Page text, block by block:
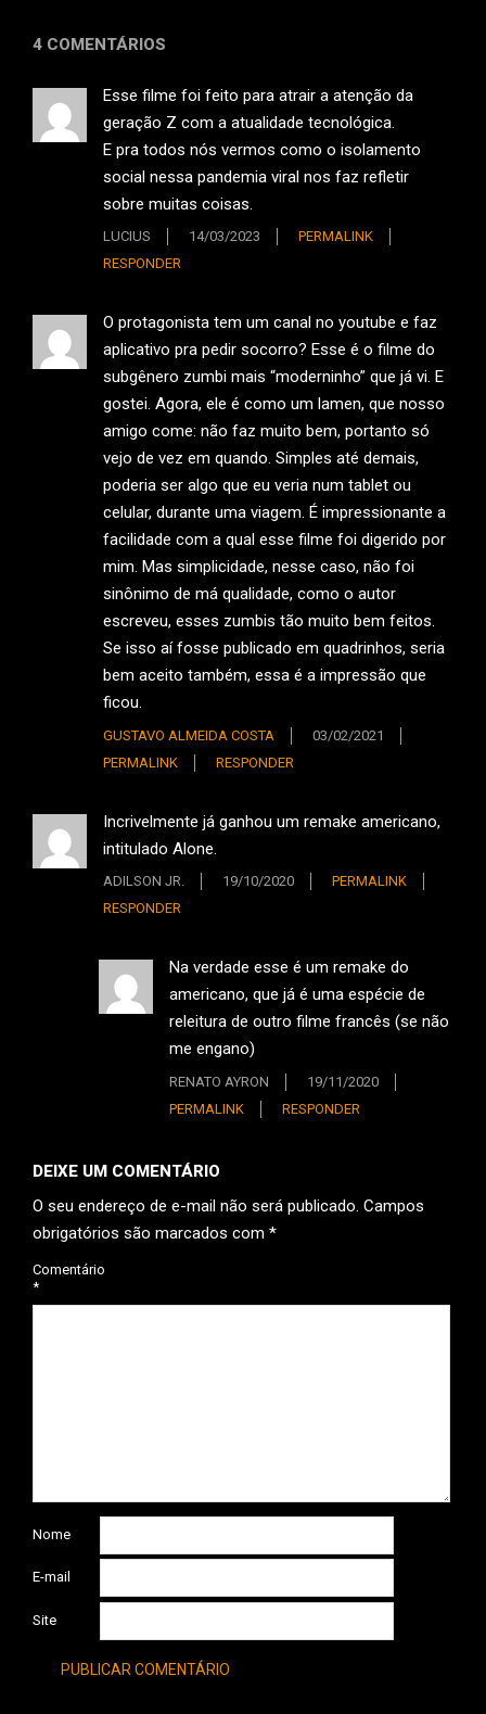
4 COMENTÁRIOS
Esse filme foi feito para atrair a atenção da
geração Z com a atualidade tecnológica.
E pra todos nós vermos como o isolamento
social nessa pandemia viral nos faz refletir
sobre muitas coisas.
LUCIUS 14/03/2023
PERMALINK
RESPONDER
O protagonista tem um canal no youtube e faz
aplicativo pra pedir socorro? Esse é o filme do
subgênero zumbi mais “moderninho” que já vi. E
gostei. Agora, ele é como um lamen, que nosso
amigo come: não faz muito bem, portanto só
vejo de vez em quando. Simples até demais,
poderia ser algo que eu veria num tablet ou
celular, durante uma viagem. É impressionante a
facilidade com a qual esse filme foi digerido por
mim. Mas simplicidade, nesse caso, não foi
sinônimo de má qualidade, como o autor
escreveu, esses zumbis tão muito bem feitos.
Se isso aí fosse publicado em quadrinhos, seria
bem aceito também, essa é a impressão que
ficou.
GUSTAVO ALMEIDA COSTA
03/02/2021
PERMALINK
RESPONDER
Incrivelmente já ganhou um remake americano,
intitulado Alone.
ADILSON JR. 19/10/2020
PERMALINK
RESPONDER
Na verdade esse é um remake do
americano, que já é uma espécie de
releitura de outro filme francês (se não
me engano)
RENATO AYRON
19/11/2020
PERMALINK
RESPONDER
DEIXE UM COMENTÁRIO
O seu endereço de e-mail não será publicado. Campos
obrigatórios são marcados com *
Comentário
*
Nome
E-mail
Site